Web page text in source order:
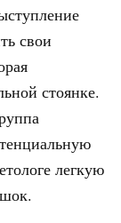
свои
стоянке.
легкую